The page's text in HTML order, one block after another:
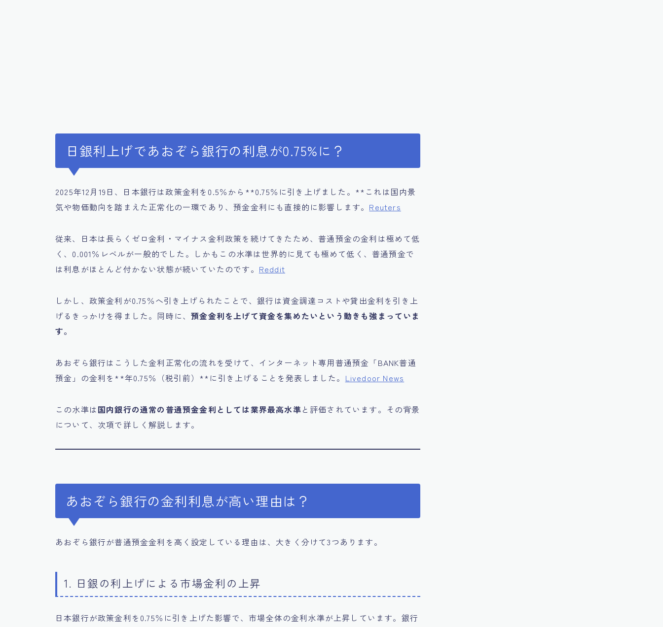
日銀利上げであおぞら銀行の利息が0.75%に？
2025年12月19日、日本銀行は政策金利を0.5％から**0.75％に引き上げました。**これは国内景
気や物価動向を踏まえた正常化の一環であり、預金金利にも直接的に影響します。 Reuters
従来、日本は長らくゼロ金利・マイナス金利政策を続けてきたため、普通預金の金利は極めて低
く、0.001％レベルが一般的でした。しかもこの水準は世界的に見ても極めて低く、普通預金で
は利息がほとんど付かない状態が続いていたのです。 Reddit
しかし、政策金利が0.75％へ引き上げられたことで、銀行は資金調達コストや貸出金利を引き上
げるきっかけを得ました。同時に、預金金利を上げて資金を集めたいという動きも強まっていま
す。
あおぞら銀行はこうした金利正常化の流れを受けて、インターネット専用普通預金「BANK普通
預金」の金利を**年0.75％（税引前）**に引き上げることを発表しました。 Livedoor News
この水準は国内銀行の通常の普通預金金利としては業界最高水準と評価されています。その背景
について、次項で詳しく解説します。
あおぞら銀行の金利利息が高い理由は？
あおぞら銀行が普通預金金利を高く設定している理由は、大きく分けて3つあります。
1. 日銀の利上げによる市場金利の上昇
日本銀行が政策金利を0.75％に引き上げた影響で、市場全体の金利水準が上昇しています。銀行